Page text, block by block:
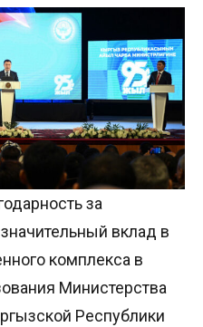
за
вклад в
комплекса в
Министерства
Республики